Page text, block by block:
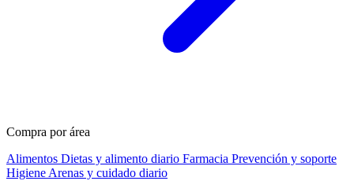
Compra por área
Alimentos Dietas y alimento diario Farmacia Prevención y soporte
Higiene Arenas y cuidado diario